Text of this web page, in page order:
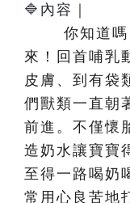
🔷內容 ｜
你知道
來！回首哺乳
皮膚、到有袋
們獸類一直朝
前進。不僅懷
造奶水讓寶寶
至得一路喝奶
常用心良苦地